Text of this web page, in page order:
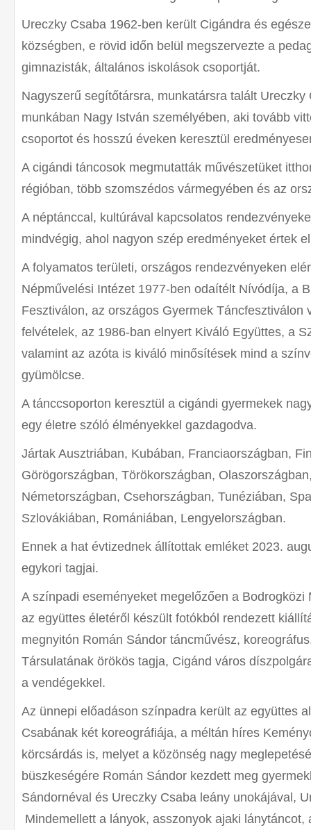
Ureczky Csaba 1962-ben került Cigándra és
községben, e rövid időn belül megszervezte a
gimnazisták, általános iskolások csoportját.
Nagyszerű segítőtársra, munkatársra talált Ureczky
munkában Nagy István személyében, aki tovább
csoportot és hosszú éveken keresztül
A cigándi táncosok megmutatták művészetüket
régióban, több szomszédos vármegyében és az
A néptánccal, kultúrával kapcsolatos
mindvégig, ahol nagyon szép eredményeket értek
A folyamatos területi, országos rendezvényeken
Népművelési Intézet 1977-ben odaítélt Nívódíja, a
Fesztiválon, az országos Gyermek Táncfesztiválon
felvételek, az 1986-ban elnyert Kiváló Együttes, a
valamint az azóta is kiváló minősítések mind a
gyümölcse.
A tánccsoporton keresztül a cigándi gyermekek
egy életre szóló élményekkel gazdagodva.
Jártak Ausztriában, Kubában, Franciaországban,
Görögországban, Törökországban,
Németországban, Csehországban, Tunéziában,
Szlovákiában, Romániában, Lengyelországban.
Ennek a hat évtizednek állítottak emléket 2023.
egykori tagjai.
A színpadi eseményeket megelőzően a Bodrogközi
az együttes életéről készült fotókból rendezett
megnyitón Román Sándor táncművész,
Társulatának örökös tagja, Cigánd város
a vendégekkel.
Az ünnepi előadáson színpadra került az együttes
Csabának két koreográfiája, a méltán híres
körcsárdás is, melyet a közönség nagy
büszkeségére Román Sándor kezdett meg
Sándornéval és Ureczky Csaba leány unokájával,
Mindemellett a lányok, asszonyok ajaki lánytáncot,